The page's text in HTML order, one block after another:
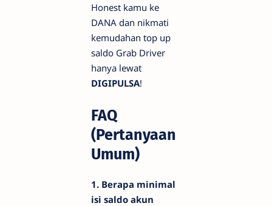
Honest kamu ke
DANA dan nikmati
kemudahan top up
saldo Grab Driver
hanya lewat
DIGIPULSA!
FAQ
(Pertanyaan
Umum)
1. Berapa minimal
isi saldo akun